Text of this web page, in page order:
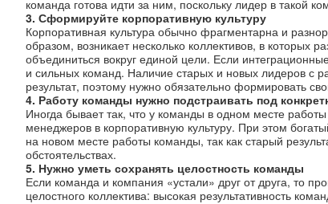
команда готова идти за ним, поскольку лидер в такой
3. Сформируйте корпоративную культуру
Корпоративная культура обычно фрагментарна и
образом, возникает несколько коллективов, в которых
объединиться вокруг единой цели. Если
и сильных команд. Наличие старых и новых лидеров с
результат, поэтому нужно обязательно формировать
4. Работу команды нужно подстраивать под
Иногда бывает так, что у команды в одном месте
менеджеров в корпоративную культуру. При этом
на новом месте работы команды, так как старый
обстоятельствах.
5. Нужно уметь сохранять целостность команды
Если команда и компания «устали» друг от друга, то
целостного коллектива: высокая результативность